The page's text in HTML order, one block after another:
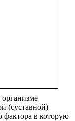
(суставной)
фактора в которую